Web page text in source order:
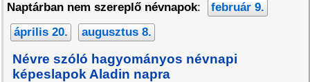
Naptárban nem szereplő névnapok:
február 9.
április 20.
augusztus 8.
Névre szóló hagyományos névnapi
képeslapok Aladin napra